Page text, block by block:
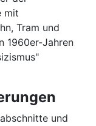
mit
Tram und
1960er-Jahren
und